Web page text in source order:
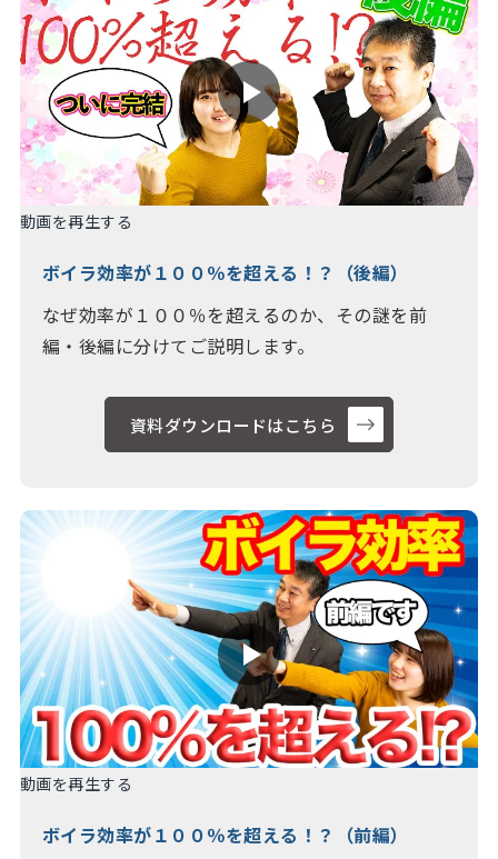
動画を再生する
ボイラ効率が１００％を超える！？（後編）
なぜ効率が１００％を超えるのか、その謎を前
編・後編に分けてご説明します。
資料ダウンロードはこちら
動画を再生する
ボイラ効率が１００％を超える！？（前編）